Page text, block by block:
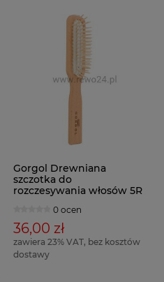
Gorgol Drewniana
szczotka do
rozczesywania włosów 5R
0 ocen
36,00 zł
zawiera 23% VAT, bez kosztów
dostawy